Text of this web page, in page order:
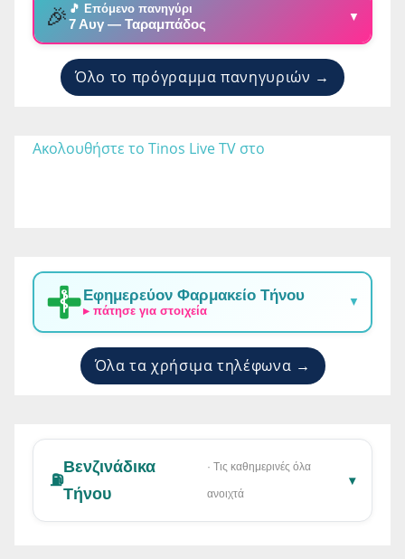
🎉 🎵 Επόμενο πανηγύρι
7 Αυγ — Ταραμπάδος ▼
Όλο το πρόγραμμα πανηγυριών →
Ακολουθήστε το Tinos Live TV στο
Εφημερεύον Φαρμακείο Τήνου
▸ πάτησε για στοιχεία
▼
Όλα τα χρήσιμα τηλέφωνα →
⛽
Βενζινάδικα
Τήνου
· Τις καθημερινές όλα
ανοιχτά
▾